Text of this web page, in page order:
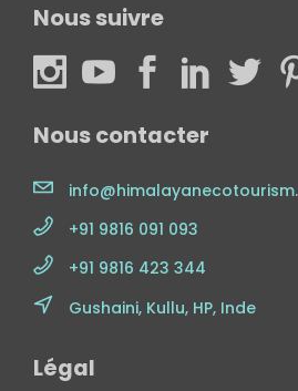
Nous suivre
Nous contacter
+91 9816 091 093
+91 9816 423 344
Gushaini, Kullu, HP, Inde
Légal